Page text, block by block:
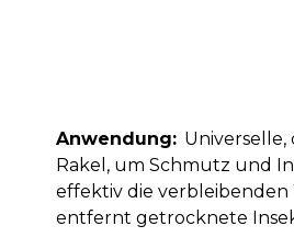
Anwendung:
Rakel, um Schmutz und
effektiv die verbleibenden
entfernt getrocknete